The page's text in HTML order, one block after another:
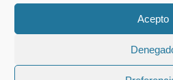
Acepto
© 2024 Fuminor XXI, S.L. - Todos los
CAPV: 0097-